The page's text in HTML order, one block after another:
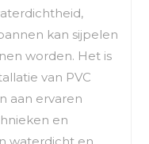
kan sijpelen
worden. Het is
van PVC
aan ervaren
en